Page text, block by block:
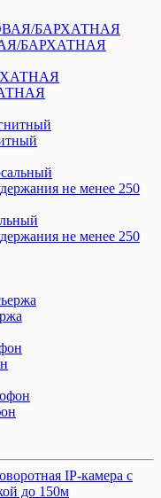
БАРХАТНАЯ
не менее 250